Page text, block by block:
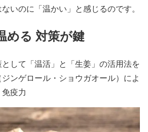
いのに「温かい」と感じるのです。
める 対策が鍵
して「温活」と「生姜」の活用法を
ンゲロール・ショウガオール）によ
疫力